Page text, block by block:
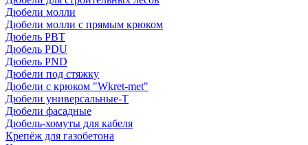
Дюбели молли
Дюбели молли с прямым крюком
Дюбель PBT
Дюбель PDU
Дюбель PND
Дюбели под стяжку
Дюбели с крюком "Wkret-met"
Дюбели универсальные-Т
Дюбели фасадные
Дюбель-хомуты для кабеля
Крепёж для газобетона